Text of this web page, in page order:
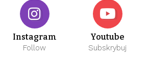
Instagram
Follow
Youtube
Subskrybuj